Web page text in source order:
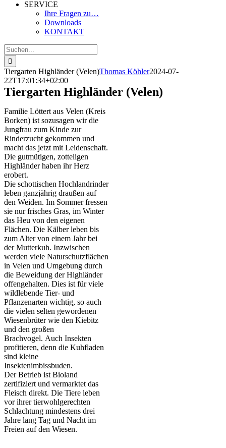
SERVICE
Ihre Fragen zu…
Downloads
KONTAKT
Suche
nach:
Tiergarten Highländer (Velen)Thomas Köhler2024-07-
22T17:01:34+02:00
Tiergarten Highländer (Velen)
Familie Löttert aus Velen (Kreis
Borken) ist sozusagen wir die
Jungfrau zum Kinde zur
Rinderzucht gekommen und
macht das jetzt mit Leidenschaft.
Die gutmütigen, zotteligen
Highländer haben ihr Herz
erobert.
Die schottischen Hochlandrinder
leben ganzjährig draußen auf
den Weiden. Im Sommer fressen
sie nur frisches Gras, im Winter
das Heu von den eigenen
Flächen. Die Kälber leben bis
zum Alter von einem Jahr bei
der Mutterkuh. Inzwischen
werden viele Naturschutzflächen
in Velen und Umgebung durch
die Beweidung der Highländer
offengehalten. Dies ist für viele
wildlebende Tier- und
Pflanzenarten wichtig, so auch
die vielen selten gewordenen
Wiesenbrüter wie den Kiebitz
und den großen
Brachvogel. Auch Insekten
profitieren, denn die Kuhfladen
sind kleine
Insektenimbissbuden.
Der Betrieb ist Bioland
zertifiziert und vermarktet das
Fleisch direkt. Die Tiere leben
vor ihrer tierwohlgerechten
Schlachtung mindestens drei
Jahre lang Tag und Nacht im
Freien auf den Wiesen.